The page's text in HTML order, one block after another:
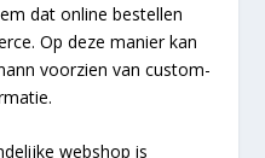
dat online bestellen
Op deze manier kan
voorzien van custom-
webshop is